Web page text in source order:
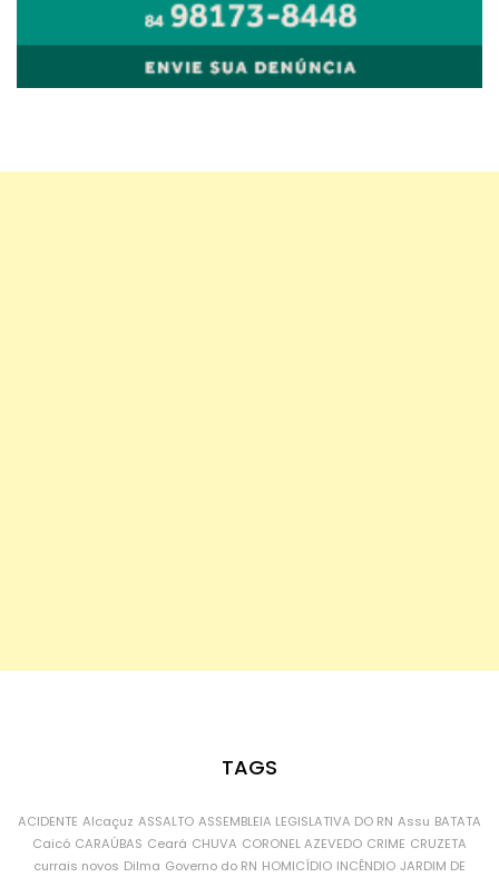
TAGS
ACIDENTE Alcaçuz ASSALTO ASSEMBLEIA LEGISLATIVA DO RN Assu BATATA
Caicó CARAÚBAS Ceará CHUVA CORONEL AZEVEDO CRIME CRUZETA
currais novos Dilma Governo do RN HOMICÍDIO INCÊNDIO JARDIM DE